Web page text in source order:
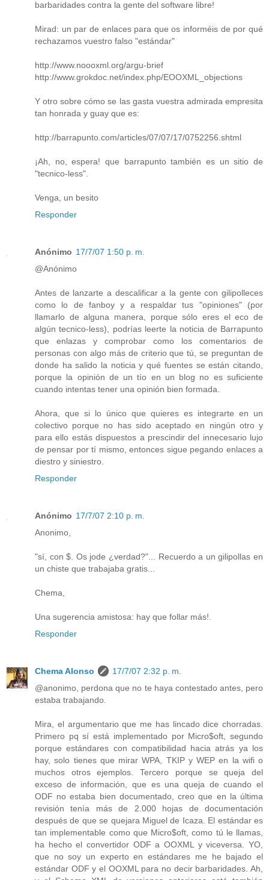
barbaridades contra la gente del software libre!
Mirad: un par de enlaces para que os informéis de por qué
rechazamos vuestro falso "estándar"
http://www.noooxml.org/argu-brief
http://www.grokdoc.net/index.php/EOOXML_objections
Y otro sobre cómo se las gasta vuestra admirada empresita
tan honrada y guay que es:
http://barrapunto.com/articles/07/07/17/0752256.shtml
¡Ah, no, espera! que barrapunto también es un sitio de
"tecnico-less".
Venga, un besito
Responder
Anónimo 17/7/07 1:50 p. m.
@Anónimo
Antes de lanzarte a descalificar a la gente con gilipolleces
como lo de fanboy y a respaldar tus "opiniones" (por
llamarlo de alguna manera, porque sólo eres el eco de
algún tecnico-less), podrías leerte la noticia de Barrapunto
que enlazas y comprobar como los comentarios de
personas con algo más de criterio que tú, se preguntan de
donde ha salido la noticia y qué fuentes se están citando,
porque la opinión de un tío en un blog no es suficiente
cuando intentas tener una opinión bien formada.
Ahora, que si lo único que quieres es integrarte en un
colectivo porque no has sido aceptado en ningún otro y
para ello estás dispuestos a prescindir del innecesario lujo
de pensar por tí mismo, entonces sigue pegando enlaces a
diestro y siniestro.
Responder
Anónimo 17/7/07 2:10 p. m.
Anonimo,
"sí, con $. Os jode ¿verdad?"... Recuerdo a un gilipollas en
un chiste que trabajaba gratis...
Chema,
Una sugerencia amistosa: hay que follar más!.
Responder
Chema Alonso
17/7/07 2:32 p. m.
@anonimo, perdona que no te haya contestado antes, pero
estaba trabajando.
Mira, el argumentario que me has lincado dice chorradas.
Primero pq sí está implementado por Micro$oft, segundo
porque estándares con compatibilidad hacia atrás ya los
hay, solo tienes que mirar WPA, TKIP y WEP en la wifi o
muchos otros ejemplos. Tercero porque se queja del
exceso de información, que es una queja de cuando el
ODF no estaba bien documentado, creo que en la última
revisión tenía más de 2.000 hojas de documentación
después de que se quejara Miguel de Icaza. El estándar es
tan implementable como que Micro$oft, como tú le llamas,
ha hecho el convertidor ODF a OOXML y viceversa. YO,
que no soy un experto en estándares me he bajado el
estándar ODF y el OOXML para no decir barbaridades. Ah,